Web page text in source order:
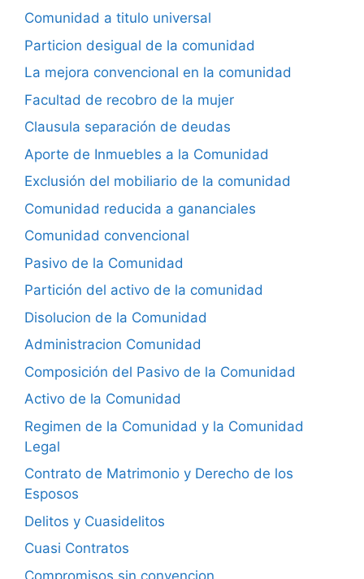
Comunidad a titulo universal
Particion desigual de la comunidad
La mejora convencional en la comunidad
Facultad de recobro de la mujer
Clausula separación de deudas
Aporte de Inmuebles a la Comunidad
Exclusión del mobiliario de la comunidad
Comunidad reducida a gananciales
Comunidad convencional
Pasivo de la Comunidad
Partición del activo de la comunidad
Disolucion de la Comunidad
Administracion Comunidad
Composición del Pasivo de la Comunidad
Activo de la Comunidad
Regimen de la Comunidad y la Comunidad
Legal
Contrato de Matrimonio y Derecho de los
Esposos
Delitos y Cuasidelitos
Cuasi Contratos
Compromisos sin convencion